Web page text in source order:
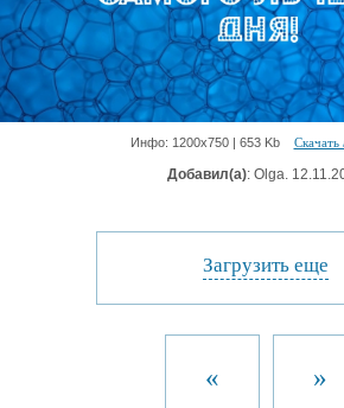
Инфо: 1200х750 | 653 Kb Скачать
Добавил(а): Olga.
Загрузить еще
« »